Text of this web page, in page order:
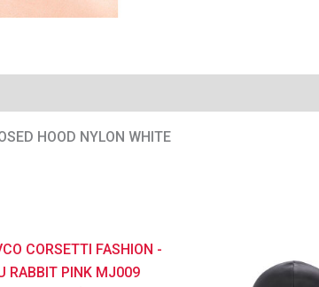
HOOD NYLON WHITE